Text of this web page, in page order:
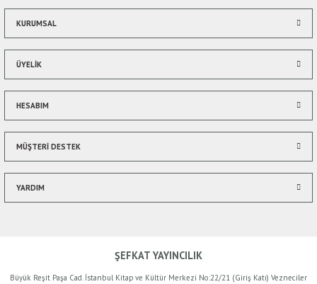
Bu ürüne benzer farklı alternatifler olmalı.
KURUMSAL
ÜYELİK
HESABIM
MÜŞTERİ DESTEK
YARDIM
ŞEFKAT YAYINCILIK
Büyük Reşit Paşa Cad. İstanbul Kitap ve Kültür Merkezi No:22/21 (Giriş Katı) Vezneciler